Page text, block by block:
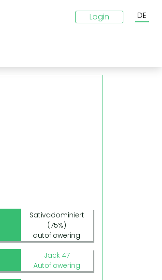
Login DE
Sativadominiert
(75%)
autoflowering
Jack 47
Autoflowering